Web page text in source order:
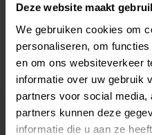
Deze website maakt
We gebruiken cookies om
personaliseren, om
en om ons websiteverkeer
informatie over uw gebruik
partners voor social
partners kunnen deze
informatie die u aan ze
1981 - 2007
2008 of later
Inwoners